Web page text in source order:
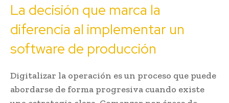
La decisión que marca la
diferencia al implementar un
software de producción
Digitalizar la operación es un proceso que puede
abordarse de forma progresiva cuando existe